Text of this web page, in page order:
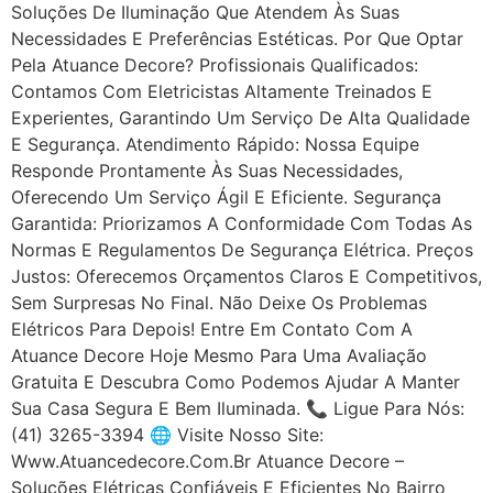
Soluções De Iluminação Que Atendem Às Suas
Necessidades E Preferências Estéticas. Por Que Optar
Pela Atuance Decore? Profissionais Qualificados:
Contamos Com Eletricistas Altamente Treinados E
Experientes, Garantindo Um Serviço De Alta Qualidade
E Segurança. Atendimento Rápido: Nossa Equipe
Responde Prontamente Às Suas Necessidades,
Oferecendo Um Serviço Ágil E Eficiente. Segurança
Garantida: Priorizamos A Conformidade Com Todas As
Normas E Regulamentos De Segurança Elétrica. Preços
Justos: Oferecemos Orçamentos Claros E Competitivos,
Sem Surpresas No Final. Não Deixe Os Problemas
Elétricos Para Depois! Entre Em Contato Com A
Atuance Decore Hoje Mesmo Para Uma Avaliação
Gratuita E Descubra Como Podemos Ajudar A Manter
Sua Casa Segura E Bem Iluminada. 📞 Ligue Para Nós:
(41) 3265-3394 🌐 Visite Nosso Site:
Www.atuancedecore.com.br Atuance Decore –
Soluções Elétricas Confiáveis E Eficientes No Bairro